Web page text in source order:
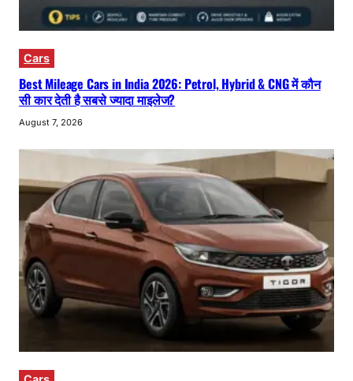
Cars
Best Mileage Cars in India 2026: Petrol, Hybrid & CNG में कौन
सी कार देती है सबसे ज्यादा माइलेज?
August 7, 2026